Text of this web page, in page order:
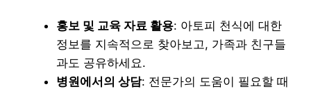
홍보 및 교육 자료 활용: 아토피 천식에 대한
정보를 지속적으로 찾아보고, 가족과 친구들
과도 공유하세요.
병원에서의 상담: 전문가의 도움이 필요할 때